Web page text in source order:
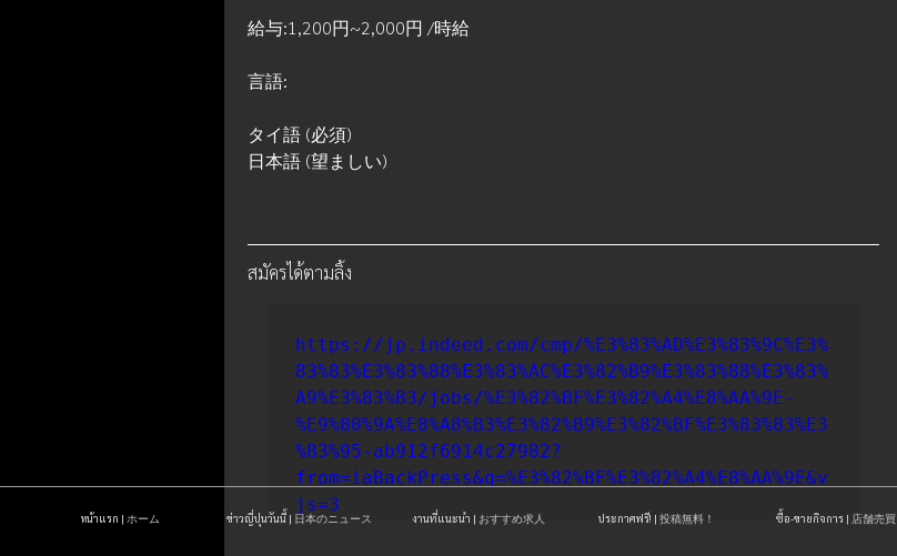
給与:1,200円~2,000円 /時給
言語:
タイ語 (必須)
日本語 (望ましい)
สมัครได้ตามลิ้ง
https://jp.indeed.com/cmp/%E3%83%AD%E3%83%9C%E3%
83%83%E3%83%88%E3%83%AC%E3%82%B9%E3%83%88%E3%83%
A9%E3%83%B3/jobs/%E3%82%BF%E3%82%A4%E8%AA%9E-
%E9%80%9A%E8%A8%B3%E3%82%B9%E3%82%BF%E3%83%83%E3
%83%95-ab912f6914c27982?
from=iaBackPress&q=%E3%82%BF%E3%82%A4%E8%AA%9E&v
js=3
หน้าแรก | ホーム ข่าวญี่ปุ่นวันนี้ | 日本のニュース งานที่แนะนำ | おすすめ求人 ประกาศฟรี! | 投稿無料！ ซื้อ-ขายกิจการ | 店舗売買